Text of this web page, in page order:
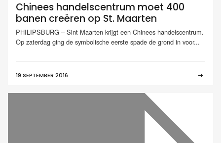
Chinees handelscentrum moet 400
banen creëren op St. Maarten
PHILIPSBURG – Sint Maarten krijgt een Chinees handelscentrum.
Op zaterdag ging de symbolische eerste spade de grond in voor...
19 SEPTEMBER 2016